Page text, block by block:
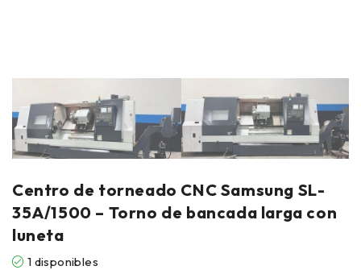
Centro de torneado CNC Samsung SL-
35A/1500 – Torno de bancada larga con
luneta
1 disponibles